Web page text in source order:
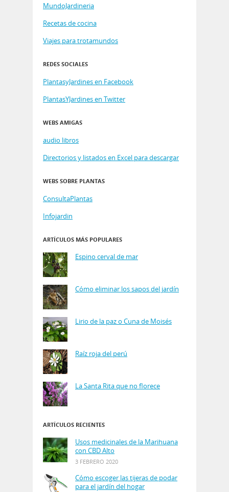
MundoJardineria
Recetas de cocina
Viajes para trotamundos
REDES SOCIALES
PlantasyJardines en Facebook
PlantasYJardines en Twitter
WEBS AMIGAS
audio libros
Directorios y listados en Excel para descargar
WEBS SOBRE PLANTAS
ConsultaPlantas
Infojardin
ARTÍCULOS MÁS POPULARES
Espino cerval de mar
Cómo eliminar los sapos del jardín
Lirio de la paz o Cuna de Moisés
Raíz roja del perú
La Santa Rita que no florece
ARTÍCULOS RECIENTES
Usos medicinales de la Marihuana
con CBD Alto
3 FEBRERO 2020
Cómo escoger las tijeras de podar
para el jardín del hogar